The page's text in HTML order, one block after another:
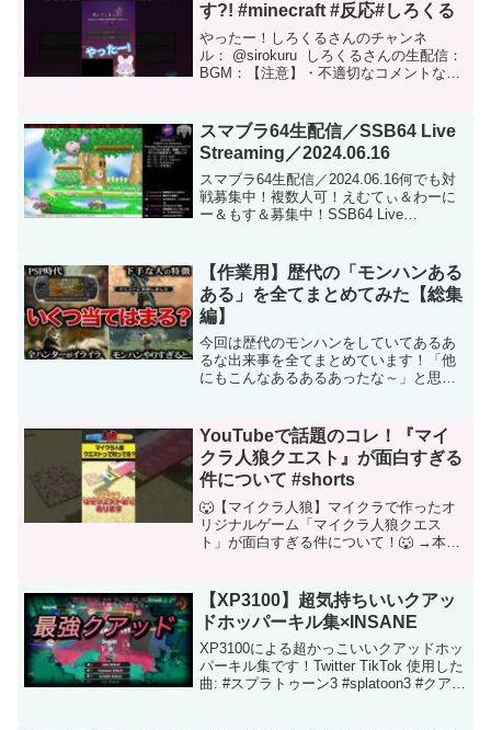
す?! #minecraft #反応#しろくる
やったー！しろくるさんのチャンネ
ル： @sirokuru しろくるさんの生配信：
BGM：【注意】・不適切なコメントなど
います！良ければチャンネル登録お願い
します！#h...
スマブラ64生配信／SSB64 Live
Streaming／2024.06.16
スマブラ64生配信／2024.06.16何でも対
戦募集中！複数人可！えむてぃ＆わーに
ー＆もす＆募集中！SSB64 Live
【作業用】歴代の「モンハンある
ある」を全てまとめてみた【総集
編】
今回は歴代のモンハンをしていてあるあ
るな出来事を全てまとめています！「他
にもこんなあるあるあったな～」と思う
プニング【PSP時代のモンハンあるあ
る】0:42 視点...
YouTubeで話題のコレ！『マイ
クラ人狼クエスト』が面白すぎる
件について #shorts
🐺【マイクラ人狼】マイクラで作ったオ
リジナルゲーム「マイクラ人狼クエス
ト」が面白すぎる件について！🐺 →本編
ストの役職は役職名『ポンコツ』自身を
選ばれる可能性のある役職...
【XP3100】超気持ちいいクアッ
ドホッパーキル集×INSANE
XP3100による超かっこいいクアッドホッ
パーキル集です！Twitter TikTok 使用した
曲: #スプラトゥーン3 #splatoon3 #クアッ